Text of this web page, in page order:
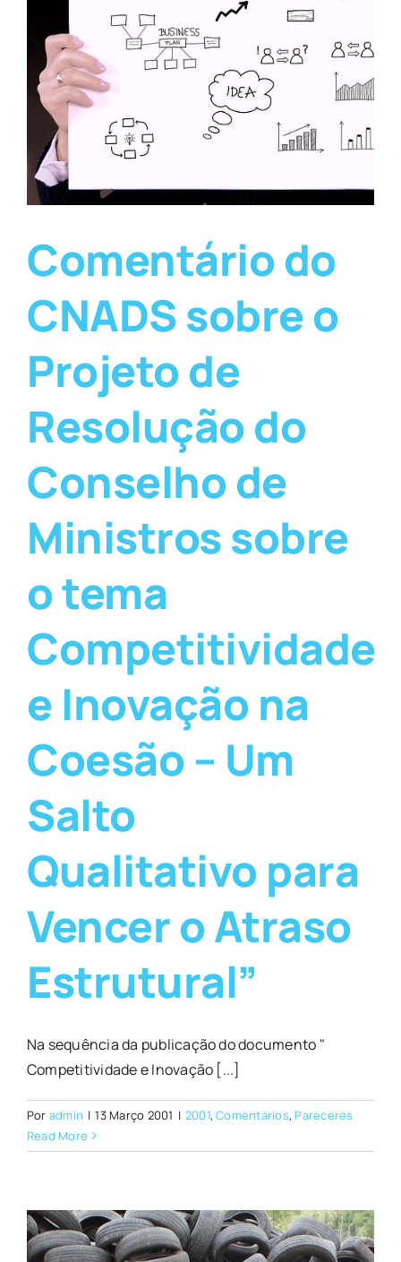
Comentário do
CNADS sobre o
Projeto de
Resolução do
Conselho de
Ministros sobre
o tema
Competitividade
e Inovação na
Coesão – Um
Salto
Qualitativo para
Vencer o Atraso
Estrutural”
Na sequência da publicação do documento "
Competitividade e Inovação [...]
Por admin | 13 Março 2001 | 2001,Comentários, Pareceres
Read More